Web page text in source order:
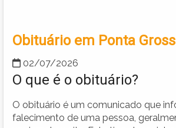
Obituário em Ponta
02/07/2026
O que é o obituário?
O obituário é um comunicado que
falecimento de uma pessoa,